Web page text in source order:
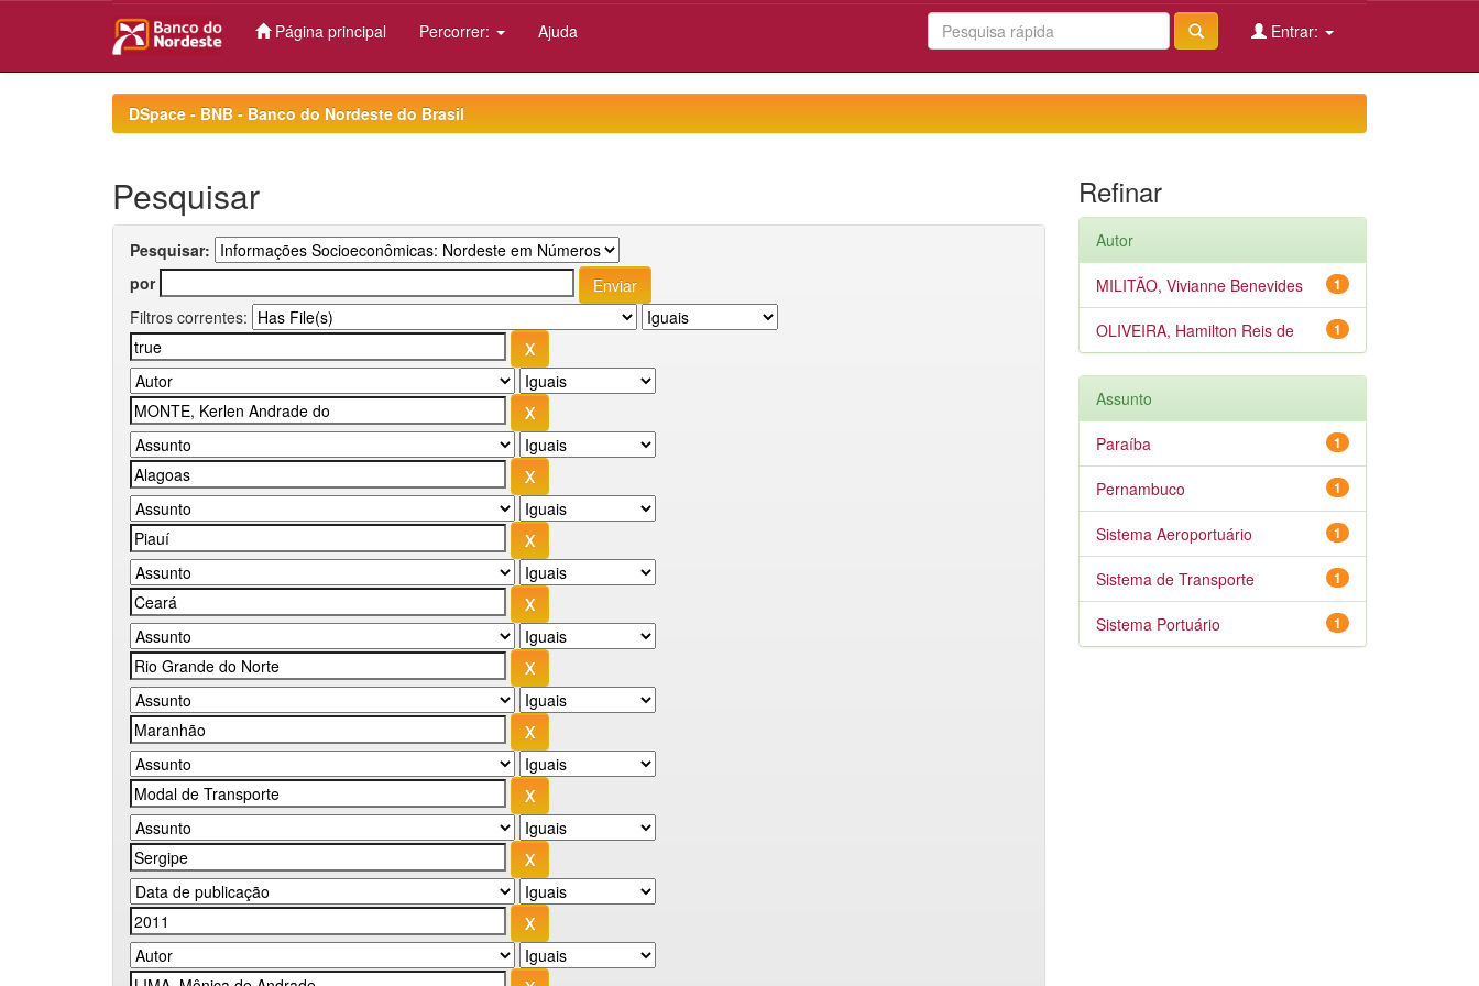
Página principal Percorrer: Ajuda Entrar:
DSpace - BNB - Banco do Nordeste do Brasil
Pesquisar
Pesquisar:
por
Filtros correntes:
Refinar
Autor
1
MILITÃO, Vivianne Benevides
1
OLIVEIRA, Hamilton Reis de
Assunto
1
Paraíba
1
Pernambuco
1
Sistema Aeroportuário
1
Sistema de Transporte
1
Sistema Portuário